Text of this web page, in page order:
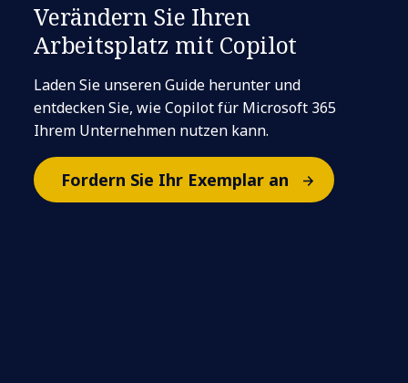
Verändern Sie Ihren
Arbeitsplatz mit Copilot
Laden Sie unseren Guide herunter und
entdecken Sie, wie Copilot für Microsoft 365
Ihrem Unternehmen nutzen kann.
Fordern Sie Ihr Exemplar an